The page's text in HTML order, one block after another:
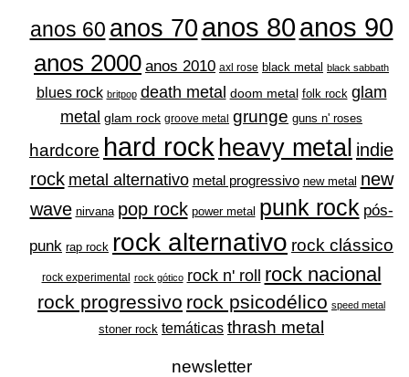
anos 60 anos 70 anos 80anos 90
anos 2000 anos 2010 axl rose black metal black sabbath
blues rock britpop death metal doom metal folk rock glam
metal glam rock groove metal grunge guns n' roses
hardcore hard rock heavy metal indie
rock metal alternativo metal progressivo new metal new
wave nirvana pop rock power metal punk rock pós-
punk rap rock rock alternativo rock clássico
rock experimental rock gótico rock n' roll rock nacional
rock progressivo rock psicodélico speed metal
stoner rock temáticas thrash metal
newsletter